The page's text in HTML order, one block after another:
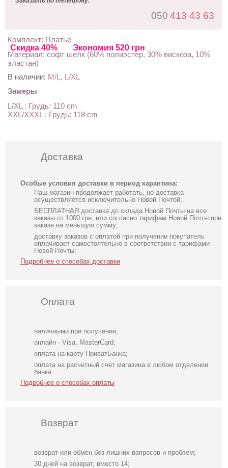
Скидка 40% Экономия 520 грн
050 413 43 63
Комплект: Платье
Материал: софт шелк (60% полиэстер, 30% вискоза, 10%
эластан)
В наличии: M/L, L/XL
Замеры
L/XL : Грудь: 110 cm
XXL/XXXL : Грудь: 118 cm
Доставка
Особые условия доставки в период карантина:
Наш магазин продолжает работать, но доставка
осуществляется исключительно Новой Почтой;
БЕСПЛАТНАЯ доставка до склада Новой Почты на все
заказы от 1000 грн, или согласно тарифам Новой Почты при
заказе на меньшую сумму;
доставку заказов с оплатой при получении покупатель
оплачивает самостоятельно в соответствии с тарифами
Новой Почты;
Подробнее о способах доставки
Оплата
наличными при получении;
онлайн - Visa, MasterCard;
оплата на карту ПриватБанка;
оплата на расчетный счет магазина в любом отделении
банка.
Подробнее о способах оплаты
Возврат
возврат или обмен без лишних вопросов и проблем;
30 дней на возврат, вместо 14;
Коктейльное
Свадебное белое